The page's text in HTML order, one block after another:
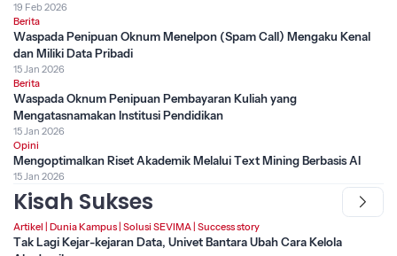
19 Feb 2026
Berita
Waspada Penipuan Oknum Menelpon (Spam Call) Mengaku Kenal
dan Miliki Data Pribadi
15 Jan 2026
Berita
Waspada Oknum Penipuan Pembayaran Kuliah yang
Mengatasnamakan Institusi Pendidikan
15 Jan 2026
Opini
Mengoptimalkan Riset Akademik Melalui Text Mining Berbasis AI
15 Jan 2026
Kisah Sukses
Artikel Dunia Kampus Solusi SEVIMA Success story
Tak Lagi Kejar-kejaran Data, Univet Bantara Ubah Cara Kelola